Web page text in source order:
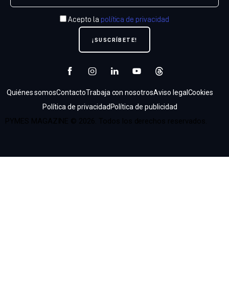
Acepto la política de privacidad
Quiénes somosContactoTrabaja con nosotrosAviso legal Cookies
Política de privacidad Política de publicidad